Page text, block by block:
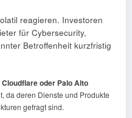
reagieren. Investoren
für Cybersecurity,
Betroffenheit kurzfristig
oder Palo Alto
da deren Dienste und Produkte
gefragt sind.